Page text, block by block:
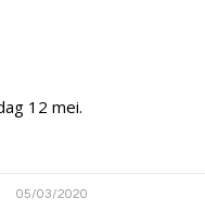
12 mei.
05/03/2020